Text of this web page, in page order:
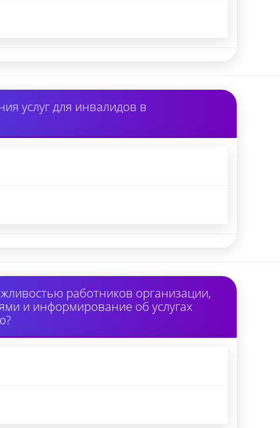
услуг для инвалидов в
работников организации,
и информирование об услугах